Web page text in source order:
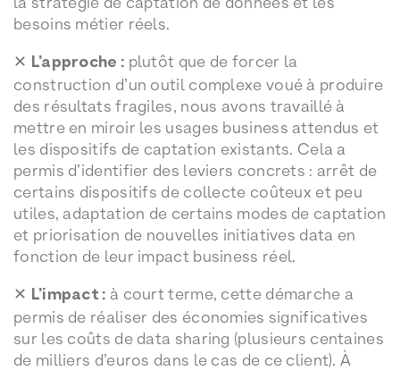
besoins métier réels.
✕ L’approche : plutôt que de forcer la
construction d’un outil complexe voué à produire
des résultats fragiles, nous avons travaillé à
mettre en miroir les usages business attendus et
les dispositifs de captation existants. Cela a
permis d’identifier des leviers concrets : arrêt de
certains dispositifs de collecte coûteux et peu
utiles, adaptation de certains modes de captation
et priorisation de nouvelles initiatives data en
fonction de leur impact business réel.
✕ L’impact : à court terme, cette démarche a
permis de réaliser des économies significatives
sur les coûts de data sharing (plusieurs centaines
de milliers d’euros dans le cas de ce client). À